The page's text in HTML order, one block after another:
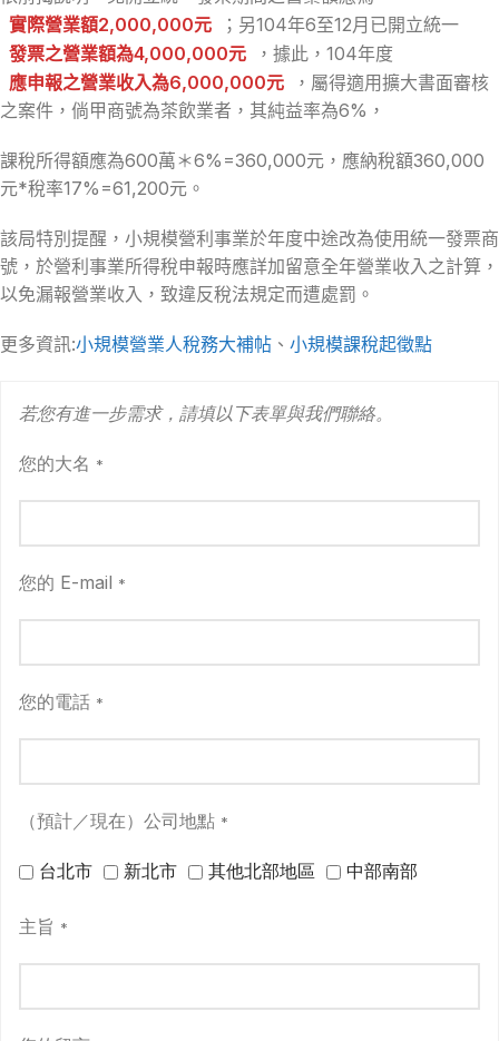
實際營業額2,000,000元
；另104年6至12月已開立統一
發票之營業額為4,000,000元
，據此，104年度
應申報之營業收入為6,000,000元
，屬得適用擴大書面審核
之案件，倘甲商號為茶飲業者，其純益率為6%，
課稅所得額應為600萬＊6%=360,000元，應納稅額360,000
元*稅率17%=61,200元。
該局特別提醒，小規模營利事業於年度中途改為使用統一發票商
號，於營利事業所得稅申報時應詳加留意全年營業收入之計算，
以免漏報營業收入，致違反稅法規定而遭處罰。
更多資訊:小規模營業人稅務大補帖 、 小規模課稅起徵點
若您有進一步需求，請填以下表單與我們聯絡。
您的大名 *
您的 E-mail *
您的電話 *
（預計／現在）公司地點 *
台北市 新北市 其他北部地區 中部南部
主旨 *